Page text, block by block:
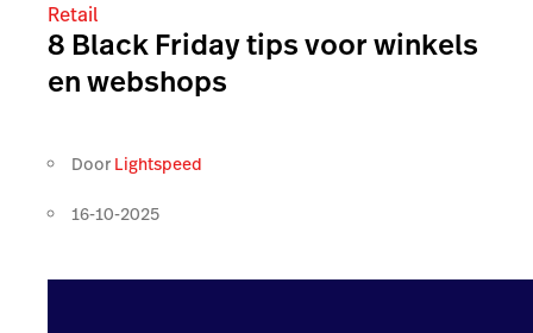
Retail
8 Black Friday tips voor winkels
en webshops
Door Lightspeed
16-10-2025